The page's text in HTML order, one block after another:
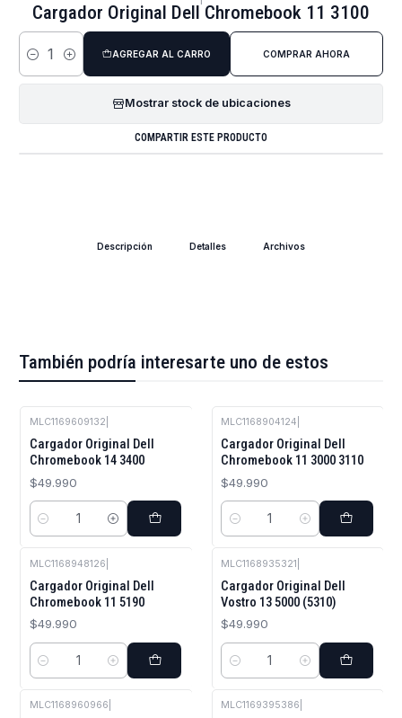
Cargador Original Dell Chromebook 11 3100
Cantidad
AGREGAR AL CARRO COMPRAR AHORA
Mostrar stock de ubicaciones
COMPARTIR ESTE PRODUCTO
Descripción Detalles Archivos
También podría interesarte uno de estos
MLC1169609132
Cargador Original Dell
Chromebook 14 3400
$49.990
Cantidad
MLC1168904124
Cargador Original Dell
Chromebook 11 3000 3110
$49.990
Cantidad
MLC1168948126
Cargador Original Dell
Chromebook 11 5190
$49.990
Cantidad
MLC1168935321
Cargador Original Dell
Vostro 13 5000 (5310)
$49.990
Cantidad
MLC1168960966 MLC1169395386